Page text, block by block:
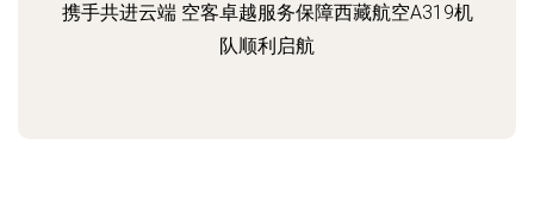
携手共进云端 空客卓越服务保障西藏航空A319机
队顺利启航